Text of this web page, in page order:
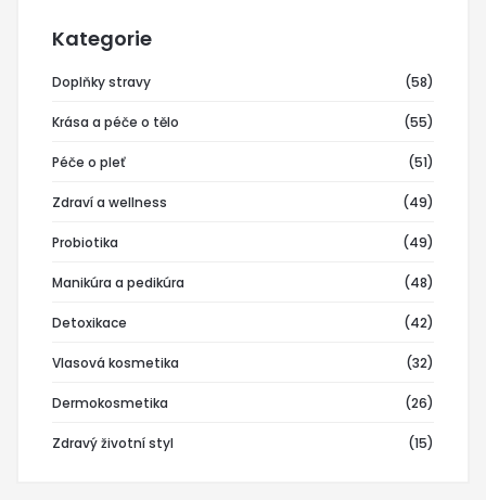
Kategorie
Doplňky stravy (58)
Krása a péče o tělo (55)
Péče o pleť (51)
Zdraví a wellness (49)
Probiotika (49)
Manikúra a pedikúra (48)
Detoxikace (42)
Vlasová kosmetika (32)
Dermokosmetika (26)
Zdravý životní styl (15)